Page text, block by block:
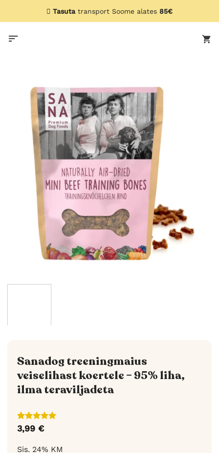
Tasutatransport Soome alates 85€
Sanadog treeningmaius
veiselihast koertele – 95% liha,
ilma teraviljadeta
Hinnatud
/5
6
põhjal
3,99 €
Sis. 24% KM